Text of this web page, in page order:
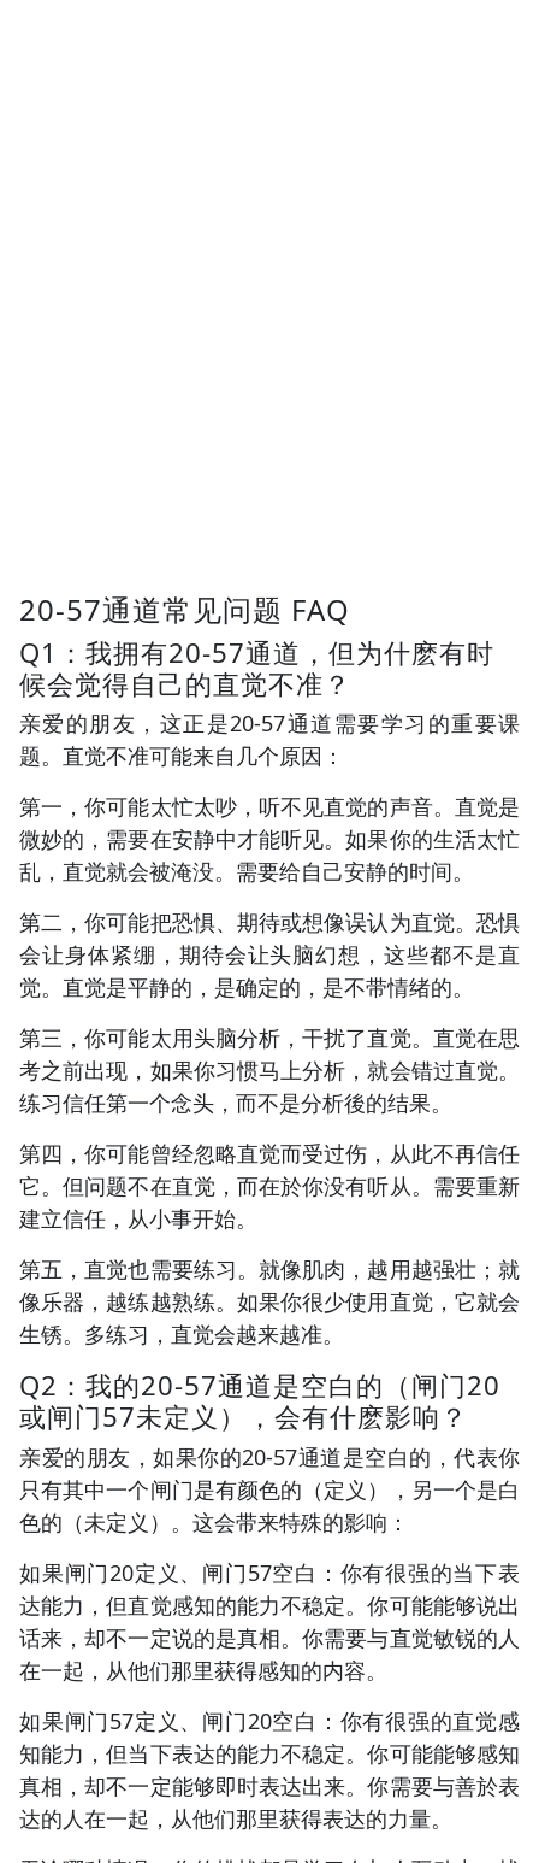
20-57通道常见问题 FAQ
Q1：我拥有20-57通道，但为什麽有时
候会觉得自己的直觉不准？
亲爱的朋友，这正是20-57通道需要学习的重要课
题。直觉不准可能来自几个原因：
第一，你可能太忙太吵，听不见直觉的声音。直觉是
微妙的，需要在安静中才能听见。如果你的生活太忙
乱，直觉就会被淹没。需要给自己安静的时间。
第二，你可能把恐惧、期待或想像误认为直觉。恐惧
会让身体紧绷，期待会让头脑幻想，这些都不是直
觉。直觉是平静的，是确定的，是不带情绪的。
第三，你可能太用头脑分析，干扰了直觉。直觉在思
考之前出现，如果你习惯马上分析，就会错过直觉。
练习信任第一个念头，而不是分析後的结果。
第四，你可能曾经忽略直觉而受过伤，从此不再信任
它。但问题不在直觉，而在於你没有听从。需要重新
建立信任，从小事开始。
第五，直觉也需要练习。就像肌肉，越用越强壮；就
像乐器，越练越熟练。如果你很少使用直觉，它就会
生锈。多练习，直觉会越来越准。
Q2：我的20-57通道是空白的（闸门20
或闸门57未定义），会有什麽影响？
亲爱的朋友，如果你的20-57通道是空白的，代表你
只有其中一个闸门是有颜色的（定义），另一个是白
色的（未定义）。这会带来特殊的影响：
如果闸门20定义、闸门57空白：你有很强的当下表
达能力，但直觉感知的能力不稳定。你可能能够说出
话来，却不一定说的是真相。你需要与直觉敏锐的人
在一起，从他们那里获得感知的内容。
如果闸门57定义、闸门20空白：你有很强的直觉感
知能力，但当下表达的能力不稳定。你可能能够感知
真相，却不一定能够即时表达出来。你需要与善於表
达的人在一起，从他们那里获得表达的力量。